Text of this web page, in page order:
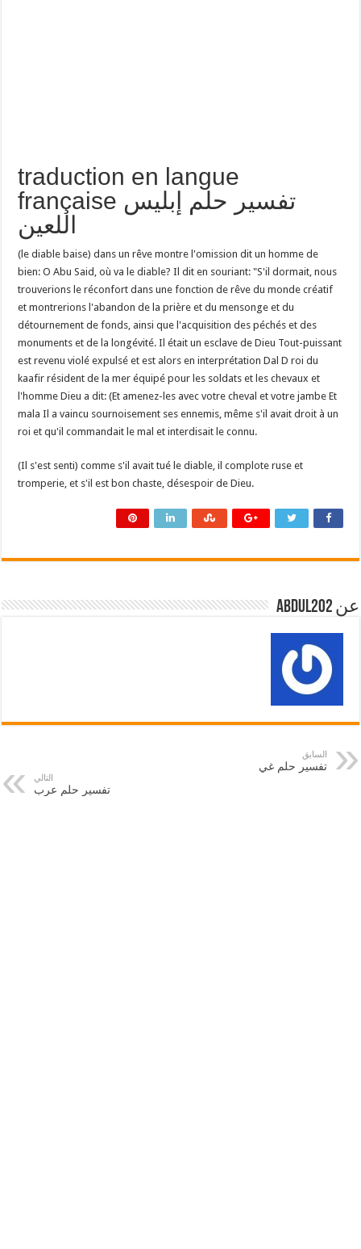
traduction en langue
française تفسير حلم إبليس
اللعين
(le diable baise) dans un rêve montre l'omission dit un homme de
bien: O Abu Said, où va le diable? Il dit en souriant: "S'il dormait, nous
trouverions le réconfort dans une fonction de rêve du monde créatif
et montrerions l'abandon de la prière et du mensonge et du
détournement de fonds, ainsi que l'acquisition des péchés et des
monuments et de la longévité. Il était un esclave de Dieu Tout-puissant
est revenu violé expulsé et est alors en interprétation Dal D roi du
kaafir résident de la mer équipé pour les soldats et les chevaux et
l'homme Dieu a dit: (Et amenez-les avec votre cheval et votre jambe Et
mala Il a vaincu sournoisement ses ennemis, même s'il avait droit à un
roi et qu'il commandait le mal et interdisait le connu.
(Il s'est senti) comme s'il avait tué le diable, il complote ruse et
tromperie, et s'il est bon chaste, désespoir de Dieu.
عن abdul202
السابق
تفسير حلم غي
التالي
تفسير حلم عرب